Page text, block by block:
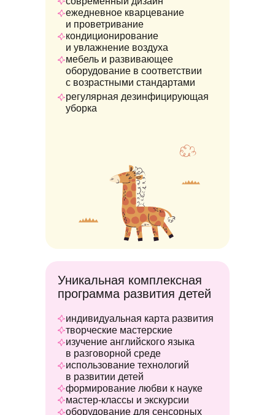
ежедневное кварцевание
и проветривание
кондиционирование
и увлажнение воздуха
мебель и развивающее
оборудование в соответствии
с возрастными стандартами
регулярная дезинфицирующая
уборка
индивидуальная карта развития
творческие мастерские
изучение английского языка
в разговорной среде
использование технологий
в развитии детей
формирование любви к науке
мастер-классы и экскурсии
oборудование для сенсорных
Уникальная комплексная
программа развития детей